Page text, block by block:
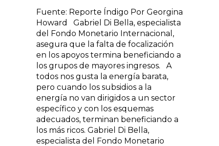
Fuente: Reporte Índigo Por Georgina
Howard Gabriel Di Bella, especialista
del Fondo Monetario Internacional,
asegura que la falta de focalización
en los apoyos termina beneficiando a
los grupos de mayores ingresos. A
todos nos gusta la energía barata,
pero cuando los subsidios a la
energía no van dirigidos a un sector
específico y con los esquemas
adecuados, terminan beneficiando a
los más ricos. Gabriel Di Bella,
especialista del Fondo Monetario